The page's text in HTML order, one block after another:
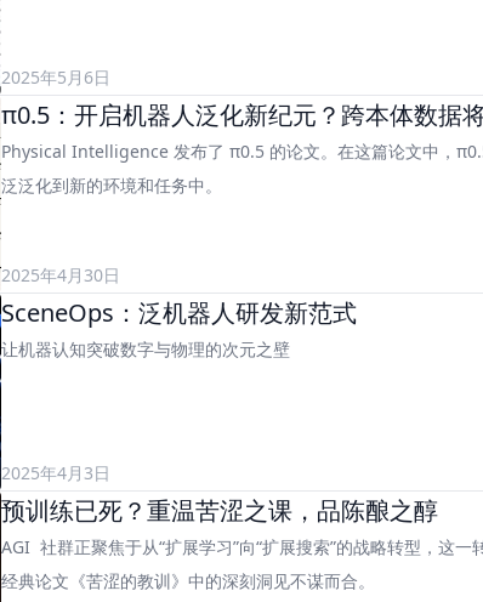
2025年5月6日
π0.5：开启机器人泛化新纪元？跨本体数据
Physical Intelligence 发布了 π0.5 的论文。在这篇论文中，
泛泛化到新的环境和任务中。
2025年4月30日
SceneOps：泛机器人研发新范式
让机器认知突破数字与物理的次元之壁
2025年4月3日
预训练已死？重温苦涩之课，品陈酿之醇
AGI  社群正聚焦于从“扩展学习”向“扩展搜索”的战略转型，这
经典论文《苦涩的教训》中的深刻洞见不谋而合。